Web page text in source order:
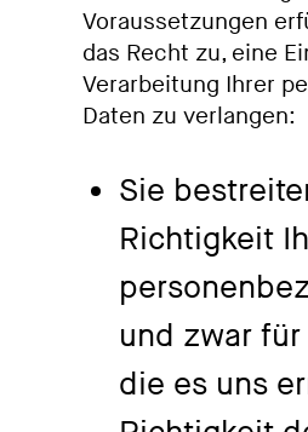
Voraussetzungen
das Recht zu, eine
Verarbeitung Ihrer
Daten zu verlangen:
Sie
Richtigkeit
und zwar für
die es uns